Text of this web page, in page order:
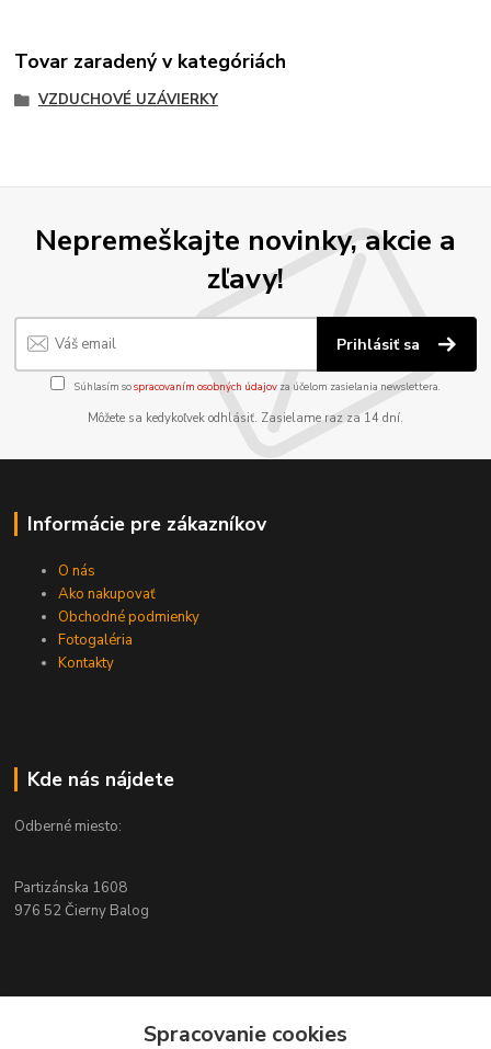
Tovar zaradený v kategóriách
VZDUCHOVÉ UZÁVIERKY
Nepremeškajte novinky, akcie a
zľavy!
Prihlásiť sa
Súhlasím sospracovaním osobných údajov za účelom zasielania newslettera.
Môžete sa kedykoľvek odhlásiť. Zasielame raz za 14 dní.
Informácie pre zákazníkov
O nás
Ako nakupovať
Obchodné podmienky
Fotogaléria
Kontakty
Kde nás nájdete
Odberné miesto:
Partizánska 1608
976 52 Čierny Balog
Spracovanie cookies